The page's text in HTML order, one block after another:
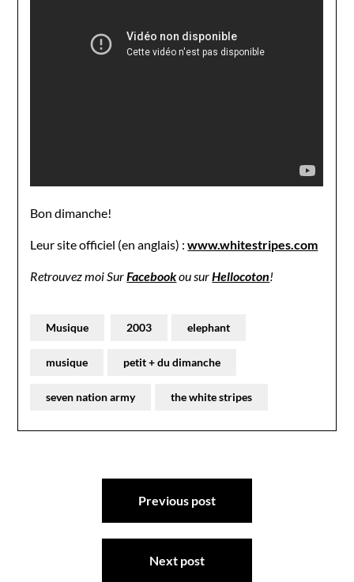
Bon dimanche!
Leur site officiel (en anglais) :www.whitestripes.com
Retrouvez moi SurFacebookou surHellocoton!
Musique 2003 elephant
musique petit + du dimanche
seven nation army the white stripes
Navigation
Previous post
Next post